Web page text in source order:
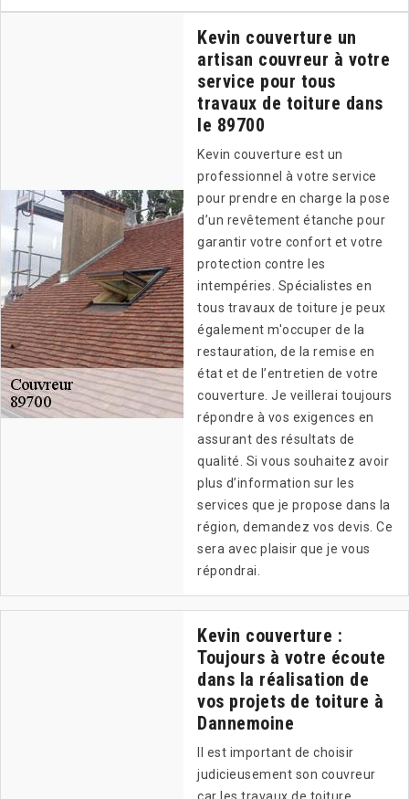
Kevin couverture un
artisan couvreur à votre
service pour tous
travaux de toiture dans
le 89700
Kevin couverture est un
professionnel à votre service
pour prendre en charge la pose
d’un revêtement étanche pour
garantir votre confort et votre
protection contre les
intempéries. Spécialistes en
tous travaux de toiture je peux
également m'occuper de la
restauration, de la remise en
état et de l’entretien de votre
couverture. Je veillerai toujours
répondre à vos exigences en
assurant des résultats de
qualité. Si vous souhaitez avoir
plus d’information sur les
services que je propose dans la
région, demandez vos devis. Ce
sera avec plaisir que je vous
répondrai.
Kevin couverture :
Toujours à votre écoute
dans la réalisation de
vos projets de toiture à
Dannemoine
Il est important de choisir
judicieusement son couvreur